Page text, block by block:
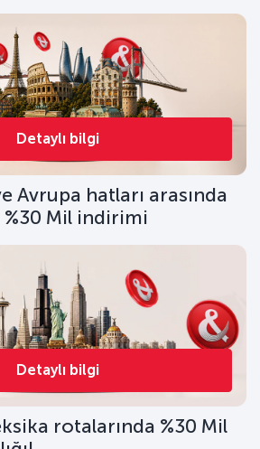
Detaylı bilgi
Avrupa hatları arasında
Mil indirimi
Detaylı bilgi
rotalarında %30 Mil